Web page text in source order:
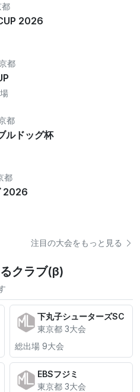
都
2026
都
都
ルドッグ杯
都
2026
注目の大会をもっと見る
クラブ(β)
下丸子シューターズSC
東京都 3大会
総出場 9大会
EBSフジミ
東京都 3大会